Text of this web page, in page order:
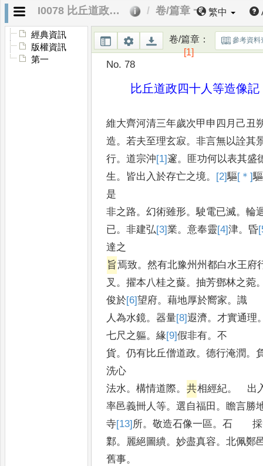
I0078 比丘道政四十人等造像記 卷/篇章 一 繁中
經典資訊
版權資訊
第一
卷/篇章：
[1]
參考資料
No. 78
比丘道政四十人等造像記
維大齊河清三年歲次甲申四月己丑
造。若夫至理玄寂。非言無以詮其
行。道宗沖[1]邃。
匪功何以表其盛
生。 皆出入於存亡之境。 [2]驅[＊]驅
是
非之路。幻術雖形。駛電已滅。輪
已。非建弘[3]業。意奉靈[4]津。 昏
達之
旨焉致。然有北豫州州都白水王府
叉 。擢本八桂之藂。抽芳鄧林之菀
俊於[6]望府。藉地厚於嚮家。識
人為水鏡。器量[8]遐濟。才實通理
七尺之軀。緣[9]假非有。
貨。仍有比丘僧道政。德行淹潤。
洗心
法水。構情道際。 共相經紀。
出
率邑義卌人等。選自福田 。 瞻言勝
寺[13] 所。敬造石像一區。石 採
鄴。 麗絕圖繢。妙盡真容。北佩鄭
舊事。